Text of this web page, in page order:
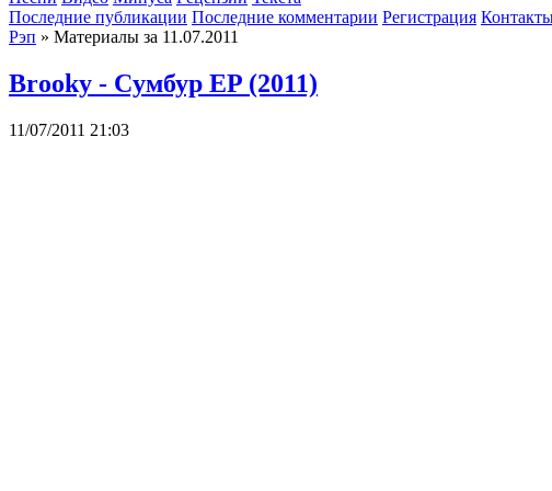
Последние публикации Последние комментарии Регистрация
Рэп » Материалы за 11.07.2011
Brooky - Cумбур EP (2011)
11/07/2011 21:03